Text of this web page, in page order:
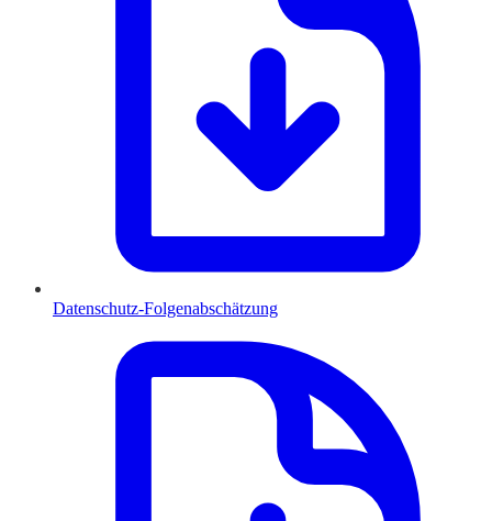
Datenschutz-Folgenabschätzung